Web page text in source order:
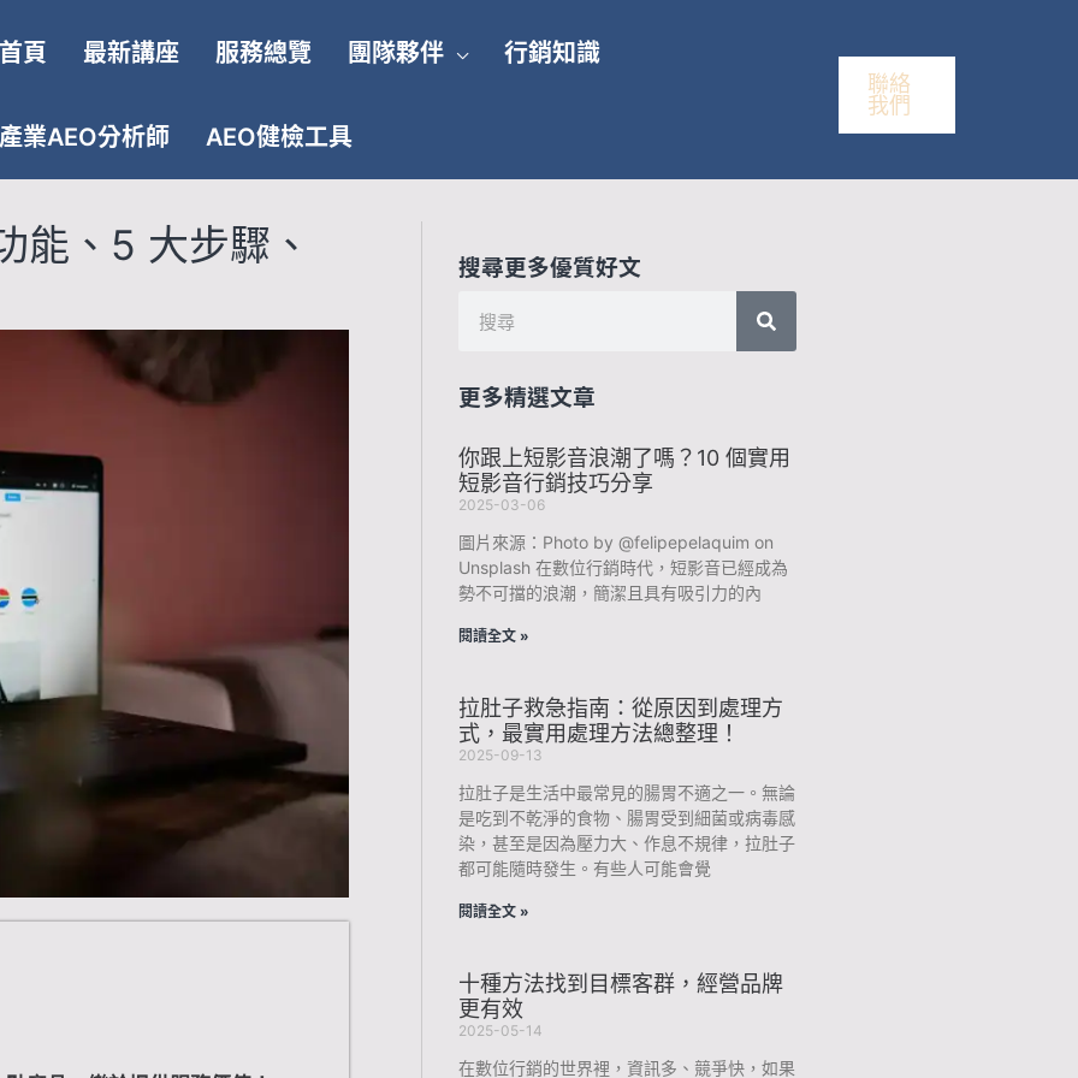
首頁 最新講座 服務總覽 團隊夥伴 行銷知識
產業AEO分析師 AEO健檢工具
聯絡
我們
能、5 大步驟、 搜尋更多優質好文
更多精選文章
你跟上短影音浪潮了嗎？10 個實用
短影音行銷技巧分享
2025-03-06
圖片來源：Photo by @felipepelaquim on
Unsplash 在數位行銷時代，短影音已經成為
勢不可擋的浪潮，簡潔且具有吸引力的內
閱讀全文 »
拉肚子救急指南：從原因到處理方
式，最實用處理方法總整理！
2025-09-13
拉肚子是生活中最常見的腸胃不適之一。無論
是吃到不乾淨的食物、腸胃受到細菌或病毒感
染，甚至是因為壓力大、作息不規律，拉肚子
都可能隨時發生。有些人可能會覺
閱讀全文 »
十種方法找到目標客群，經營品牌
更有效
2025-05-14
在數位行銷的世界裡，資訊多、競爭快，如果